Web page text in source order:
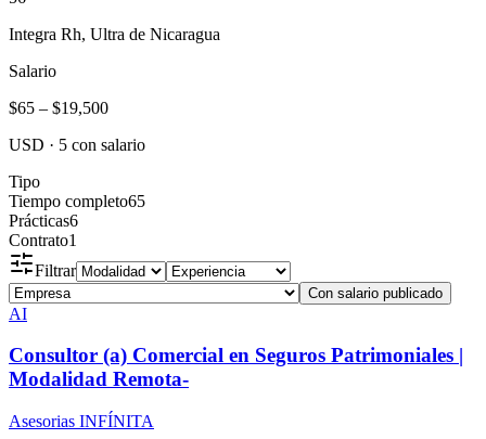
Integra Rh, Ultra de Nicaragua
Salario
$65 – $19,500
USD · 5 con salario
Tipo
Tiempo completo65
Prácticas6
Contrato1
Filtrar
Con salario publicado
AI
Consultor (a) Comercial en Seguros Patrimoniales |
Modalidad Remota-
Asesorias INFÍNITA